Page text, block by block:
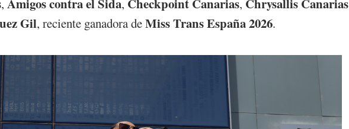
, , ,
Gil, reciente ganadora deMiss Trans España 2026.